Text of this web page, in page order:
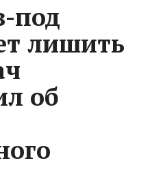
под
лишить
об